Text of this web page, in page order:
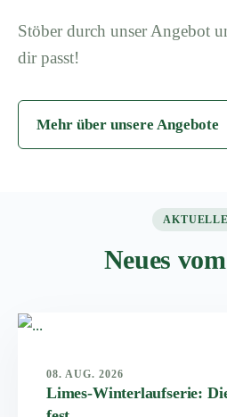
Stöber durch unser Angebot
dir passt!
Mehr über unsere Angebote
Neues
08. AUG. 2026
Limes-Winterlaufserie: